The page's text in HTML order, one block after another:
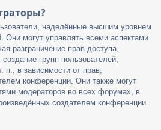
наделённые высшим уровнем
Они могут управлять всеми аспектами
разграничение прав доступа,
групп пользователей,
п., в зависимости от прав,
конференции. Они также могут
модераторов во всех форумах, в
создателем конференции.